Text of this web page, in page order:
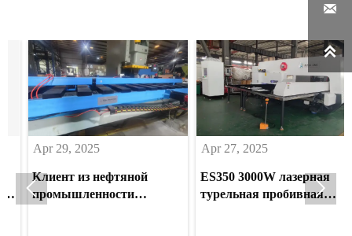
Apr 29, 2025
Клиент из нефтяной
промышленности
Apr 27, 2025
ES350 3000W лазерная
турельная пробивная
 

